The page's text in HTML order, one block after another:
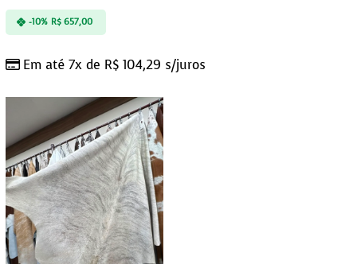
Em até 7x de R$ 104,29 s/juros
-10% R$657,00